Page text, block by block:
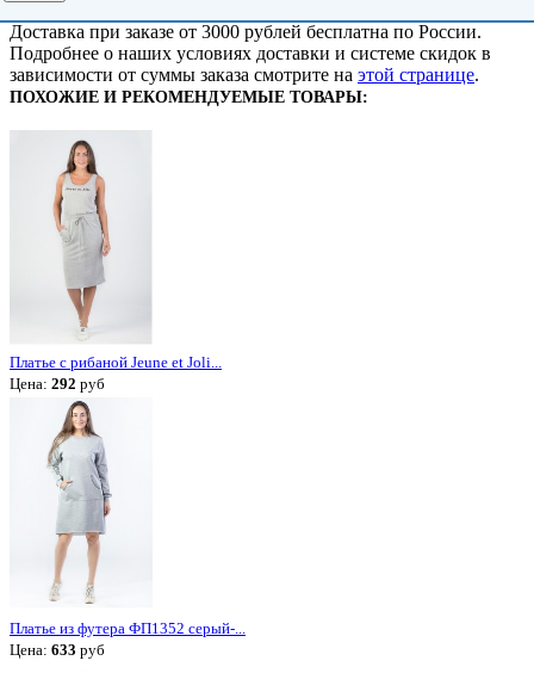
Доставка при заказе от 3000 рублей бесплатна по России.
Подробнее о наших условиях доставки и системе скидок в
зависимости от суммы заказа смотрите на этой странице.
ПОХОЖИЕ И РЕКОМЕНДУЕМЫЕ ТОВАРЫ:
Платье с рибаной Jeune et Joli...
Цена: 292 руб
Платье из футера ФП1352 серый-...
Цена: 633 руб